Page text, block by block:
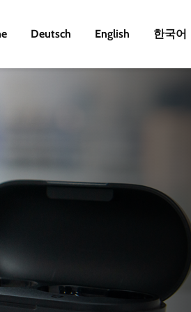
Deutsch English 한국어